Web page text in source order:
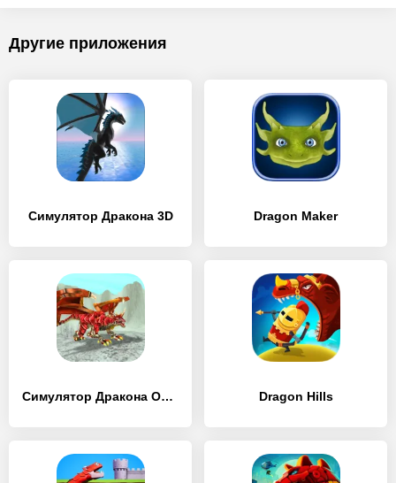
Другие приложения
Симулятор Дракона 3D Dragon Maker
Симулятор Дракона Онлайн Dragon Hills